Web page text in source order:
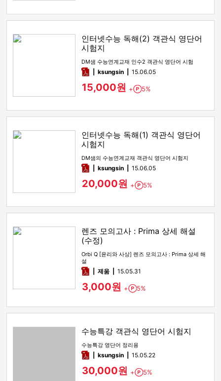
인터넷수능 독해(2) 객관식 영단어
시험지
DM샘 수능연계교재 인수2 객관식 영단어 시험
pdfksungsin 15.06.05
15,000원 + Point
5%
인터넷수능 독해(1) 객관식 영단어
시험지
DM샘의 수능연계교재 객관식 영단어 시험지
pdfksungsin 15.06.05
20,000원 + Point
5%
렌즈 모의고사 : Prima 상세 해설
(수정)
Orbi Q [윤리와 사상] 렌즈 모의고사 : Prima 상세 해
설
pdf제움 15.05.31
3,000원 + Point
5%
수능특강 객관식 영단어 시험지
수능특강 영단어 정리용
pdfksungsin 15.05.22
30,000원 + Point
5%